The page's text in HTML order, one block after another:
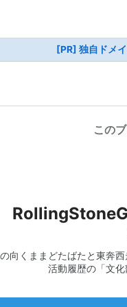
[PR] 独自ドメ
この
向くままどたばたと東奔
活動履歴の「文